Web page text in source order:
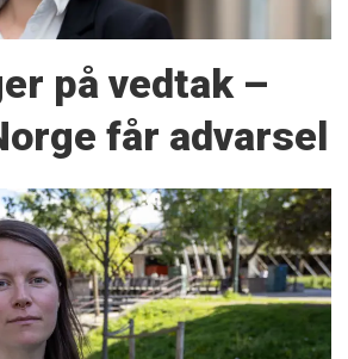
på vedtak –
får advarsel